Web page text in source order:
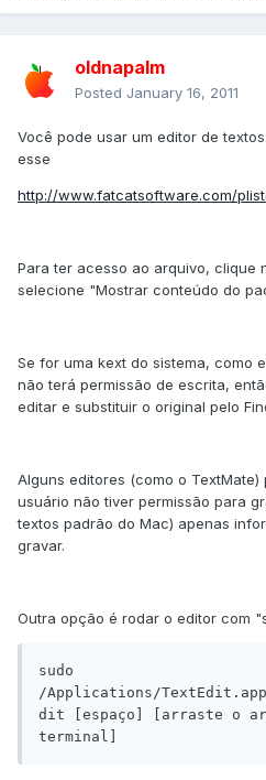
oldnapalm
Posted January 16, 2011
Você pode usar um editor de
esse
http://www.fatcatsoftware.com/
Para ter acesso ao arquivo, clique
selecione "Mostrar conteúdo do
Se for uma kext do sistema, como
não terá permissão de escrita,
editar e substituir o original pelo
Alguns editores (como o
usuário não tiver permissão para
textos padrão do Mac) apenas
gravar.
Outra opção é rodar o editor com
sudo
/Applications/TextEdit.app/
dit [espaço] [arraste o
terminal]